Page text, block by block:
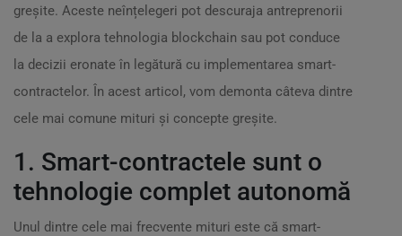
greșite. Aceste neînțelegeri pot descuraja antreprenorii
de la a explora tehnologia blockchain sau pot conduce
la decizii eronate în legătură cu implementarea smart-
contractelor. În acest articol, vom demonta câteva dintre
cele mai comune mituri și concepte greșite.
1. Smart-contractele sunt o
tehnologie complet autonomă
Unul dintre cele mai frecvente mituri este că smart-